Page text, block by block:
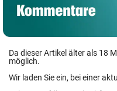
Da dieser Artikel älter als 18
möglich.
Wir laden Sie ein, bei einer